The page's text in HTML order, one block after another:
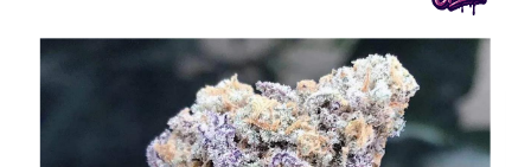
Bildergalerie überspringen